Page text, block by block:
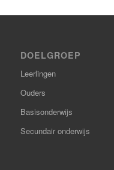
DOELGROEP
Leerlingen
Ouders
Basisonderwijs
Secundair onderwijs